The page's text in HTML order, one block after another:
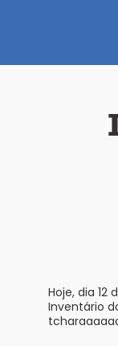
Hoje, dia
Inventário